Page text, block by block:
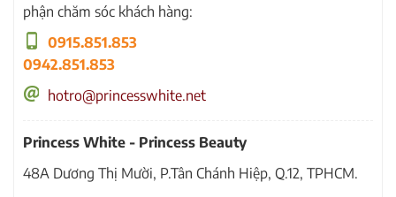
phận chăm sóc khách hàng:
0915.851.853
0942.851.853
hotro@princesswhite.net
Princess White - Princess Beauty
48A Dương Thị Mười, P.Tân Chánh Hiệp, Q.12, TPHCM.